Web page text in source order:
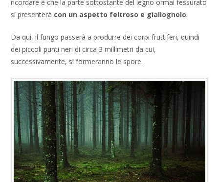
ricordare è che la parte sottostante del legno ormai fessurato
si presenterà con un aspetto feltroso e giallognolo.
Da qui, il fungo passerà a produrre dei corpi fruttiferi, quindi
dei piccoli punti neri di circa 3 millimetri da cui,
successivamente, si formeranno le spore.